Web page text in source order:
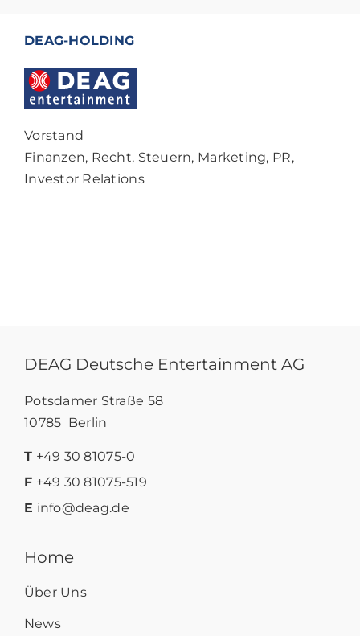
DEAG-HOLDING
Vorstand
Finanzen, Recht, Steuern, Marketing, PR,
Investor Relations
DEAG Deutsche Entertainment AG
Potsdamer Straße 58
10785 Berlin
T +49 30 81075-0
F +49 30 81075-519
E info@deag.de
Home
Über Uns
News